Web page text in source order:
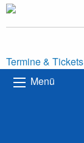
Termine & Tickets
Menü